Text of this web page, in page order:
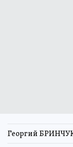
Георгий